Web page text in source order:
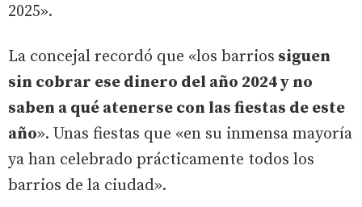
2025».
La concejal recordó que «los barrios siguen
sin cobrar ese dinero del año 2024 y no
saben a qué atenerse con las fiestas de este
año». Unas fiestas que «en su inmensa mayoría
ya han celebrado prácticamente todos los
barrios de la ciudad».